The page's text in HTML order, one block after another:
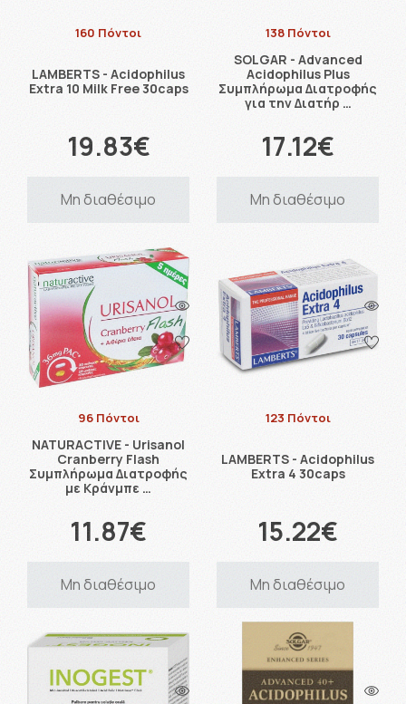
160 Πόντοι
LAMBERTS - Acidophilus
Extra 10 Milk Free 30caps
19.83€
Μη διαθέσιμο
138 Πόντοι
SOLGAR - Advanced
Acidophilus Plus
Συμπλήρωμα Διατροφής
για την Διατήρ …
17.12€
Μη διαθέσιμο
96 Πόντοι
NATURACTIVE - Urisanol
Cranberry Flash
Συμπλήρωμα Διατροφής
με Κράνμπε …
11.87€
Μη διαθέσιμο
123 Πόντοι
LAMBERTS - Acidophilus
Extra 4 30caps
15.22€
Μη διαθέσιμο